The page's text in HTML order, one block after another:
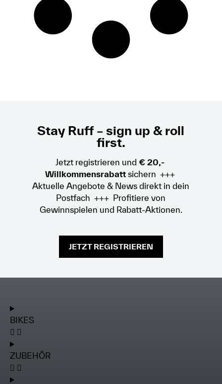
Stay Ruff – sign up & roll
first.
Jetzt registrieren und € 20,-
Willkommensrabattsichern +++
Aktuelle Angebote & News direkt in dein
Postfach +++ Profitiere von
Gewinnspielen und Rabatt-Aktionen.
JETZT REGISTRIEREN
BIKES
ZUBEHÖR